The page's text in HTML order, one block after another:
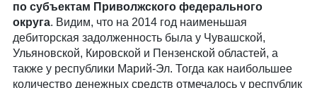
по субъектам Приволжского федерального
округа. Видим, что на 2014 год наименьшая
дебиторская задолженность была у Чувашской,
Ульяновской, Кировской и Пензенской областей, а
также у республики Марий-Эл. Тогда как наибольшее
количество денежных средств отмечалось у республик